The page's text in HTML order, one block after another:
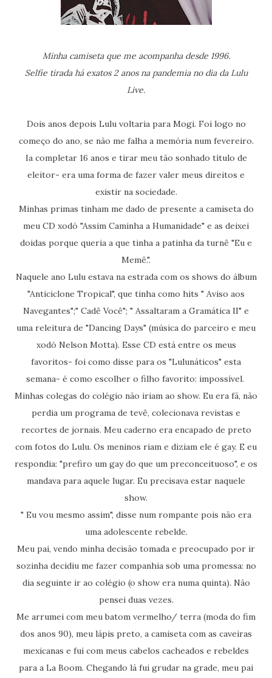
Minha camiseta que me acompanha desde 1996.
Selfie tirada há exatos 2 anos na pandemia no dia da Lulu
Live.
Dois anos depois Lulu voltaria para Mogi. Foi logo no
começo do ano, se não me falha a memória num fevereiro.
Ia completar 16 anos e tirar meu tão sonhado título de
eleitor- era uma forma de fazer valer meus direitos e
existir na sociedade.
Minhas primas tinham me dado de presente a camiseta do
meu CD xodó "Assim Caminha a Humanidade" e as deixei
doidas porque queria a que tinha a patinha da turnê "Eu e
Memê.".
Naquele ano Lulu estava na estrada com os shows do álbum
"Anticiclone Tropical", que tinha como hits " Aviso aos
Navegantes";" Cadê Você"; " Assaltaram a Gramática II" e
uma releitura de "Dancing Days" (música do parceiro e meu
xodó Nelson Motta). Esse CD está entre os meus
favoritos- foi como disse para os "Lulunáticos" esta
semana- é como escolher o filho favorito: impossível.
Minhas colegas do colégio não iriam ao show. Eu era fã, não
perdia um programa de tevê, colecionava revistas e
recortes de jornais. Meu caderno era encapado de preto
com fotos do Lulu. Os meninos riam e diziam ele é gay. E eu
respondia: "prefiro um gay do que um preconceituoso", e os
mandava para aquele lugar. Eu precisava estar naquele
show.
" Eu vou mesmo assim", disse num rompante pois não era
uma adolescente rebelde.
Meu pai, vendo minha decisão tomada e preocupado por ir
sozinha decidiu me fazer companhia sob uma promessa: no
dia seguinte ir ao colégio (o show era numa quinta). Não
pensei duas vezes.
Me arrumei com meu batom vermelho/ terra (moda do fim
dos anos 90), meu lápis preto, a camiseta com as caveiras
mexicanas e fui com meus cabelos cacheados e rebeldes
para a La Boom. Chegando lá fui grudar na grade, meu pai